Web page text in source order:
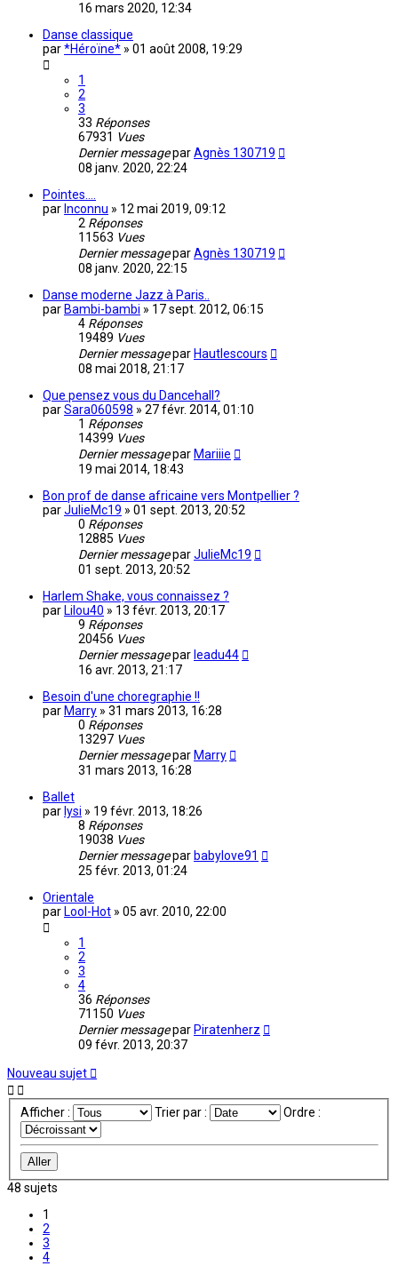
16 mars 2020, 12:34
Danse classique
par*Héroïne* » 01 août 2008, 19:29
1
2
3
33 Réponses
67931 Vues
Dernier messageparAgnès 130719
08 janv. 2020, 22:24
Pointes....
par Inconnu » 12 mai 2019, 09:12
2 Réponses
11563 Vues
Dernier messageparAgnès 130719
08 janv. 2020, 22:15
Danse moderne Jazz à Paris..
par Bambi-bambi » 17 sept. 2012, 06:15
4 Réponses
19489 Vues
Dernier messagepar Hautlescours
08 mai 2018, 21:17
Que pensez vous du Dancehall?
parSara060598 » 27 févr. 2014, 01:10
1 Réponses
14399 Vues
Dernier messagepar Mariiie
19 mai 2014, 18:43
Bon prof de danse africaine vers Montpellier ?
parJulieMc19 » 01 sept. 2013, 20:52
0 Réponses
12885 Vues
Dernier messageparJulieMc19
01 sept. 2013, 20:52
Harlem Shake, vous connaissez ?
par Lilou40 » 13 févr. 2013, 20:17
9 Réponses
20456 Vues
Dernier messagepar leadu44
16 avr. 2013, 21:17
Besoin d'une choregraphie !!
par Marry » 31 mars 2013, 16:28
0 Réponses
13297 Vues
Dernier messagepar Marry
31 mars 2013, 16:28
Ballet
par lysi » 19 févr. 2013, 18:26
8 Réponses
19038 Vues
Dernier messagepar babylove91
25 févr. 2013, 01:24
Orientale
par Lool-Hot » 05 avr. 2010, 22:00
1
2
3
4
36 Réponses
71150 Vues
Dernier messagepar Piratenherz
09 févr. 2013, 20:37
Nouveau sujet
Afficher : Trier par : Ordre :
48 sujets
1
2
3
4